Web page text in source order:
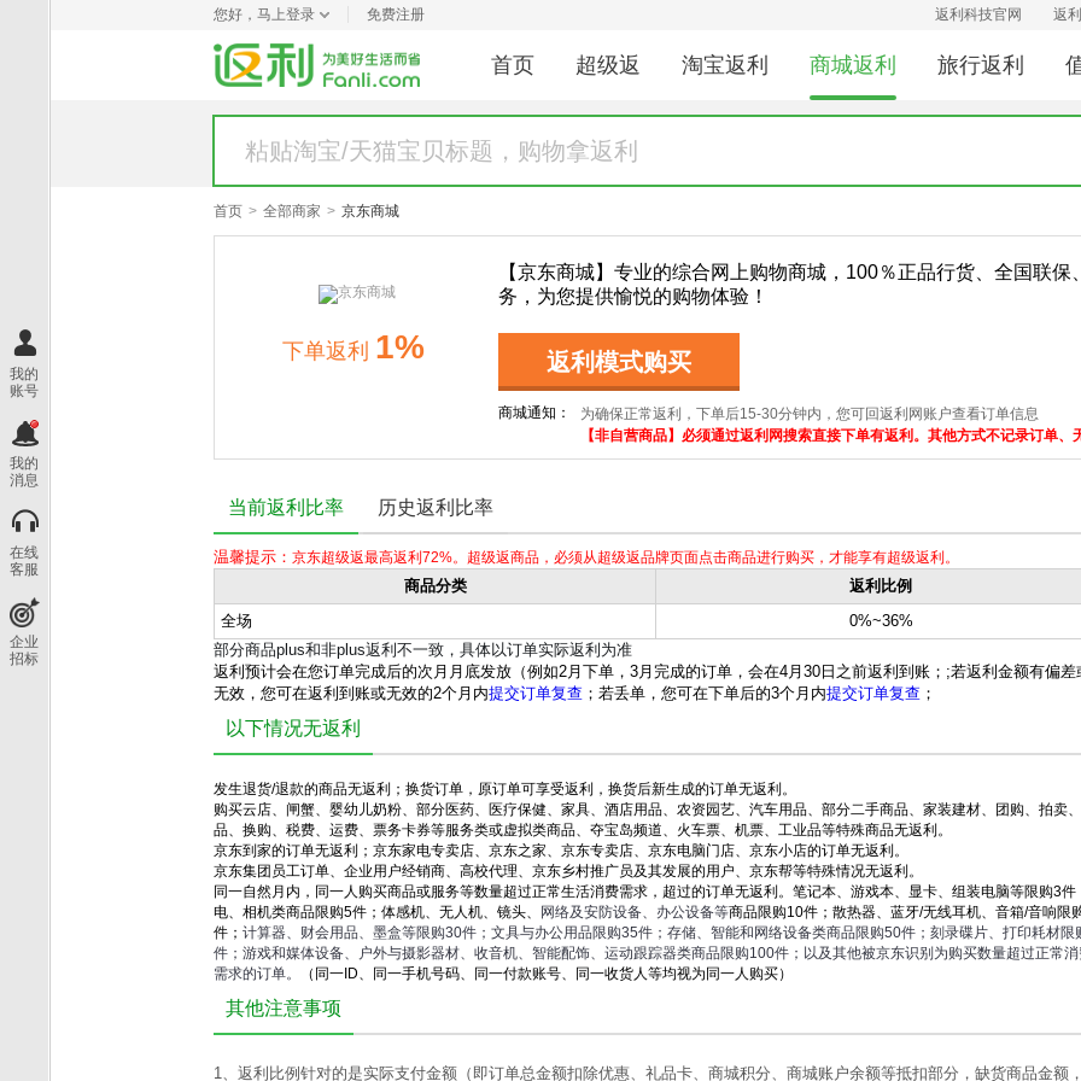
您好， 马上登录 免费注册 返利科技官网 返
首页 超级返 淘宝返利 商城返利 旅行返利
首页 > 全部商家 > 京东商城
下单返利 1%
【京东商城】专业的综合网上购物商城，100％正品行货、全国联
务，为您提供愉悦的购物体验！
返利模式购买
商城通知：
为确保正常返利，下单后15-30分钟内，您可回返利网账户查看订单信息
【非自营商品】必须通过返利网搜索直接下单有返利。其他方式不记录订单、
当前返利比率 历史返利比率
温馨提示： 京东超级返最高返利72%。 超级返商品，必须从超级返品牌页面点击商品进行购买，才能享有超级返利。
商品分类
返利比例
全场
0%~36%
部分商品plus和非plus返利不一致，具体以订单实际返利为准
返利预计会在您订单完成后的次月月底发放（例如2月下单，3月完成的订单，会在4月30日之前返利到账；;若返利金额有偏差
无效，您可在返利到账或无效的2个月内提交订单复查 ；若丢单，您可在下单后的3个月内提交订单复查 ；
以下情况无返利
发生退货/退款的商品无返利；换货订单，原订单可享受返利，换货后新生成的订单无返利。
购买云店、闸蟹、婴幼儿奶粉、部分医药、医疗保健、家具、酒店用品、农资园艺、汽车用品、部分二手商品、家装建材、团购、拍卖
品、换购、税费、运费、票务卡券等服务类或虚拟类商品、夺宝岛频道、火车票、机票、工业品等特殊商品无返利。
京东到家的订单无返利；京东家电专卖店、京东之家、京东专卖店、京东电脑门店、京东小店的订单无返利。
京东集团员工订单、企业用户经销商、高校代理、京东乡村推广员及其发展的用户、京东帮等特殊情况无返利。
同一自然月内，同一人购买商品或服务等数量超过正常生活消费需求，超过的订单无返利。笔记本、游戏本、显卡、组装电脑等限购3件
电、相机类商品限购5件；体感机、无人机、镜头、
网络及安防设备、 办公设备等商品限购10件；散热器、蓝牙/无线耳机、音箱/音响限
件； 计算器、财会用品、墨盒等限购30件； 文具与办公用品限购35件； 存储、智能和网络设备类商品限购50件； 刻录碟片、 打印耗材限
件； 游戏和媒体设备、 户外与摄影器材、 收音机、智能配饰、运动跟踪器类商品限购100件；以及其他被京东识别为购买数量超过正常
需求的订单。
（同一ID、同一手机号码、同一付款账号、同一收货人等均视为同一人购买）
其他注意事项
1、返利比例针对的是实际支付金额（即订单总金额扣除优惠、礼品卡、商城积分、商城账户余额等抵扣部分，缺货商品金额
我的
账号
我的
消息
在线
客服
企业
招标